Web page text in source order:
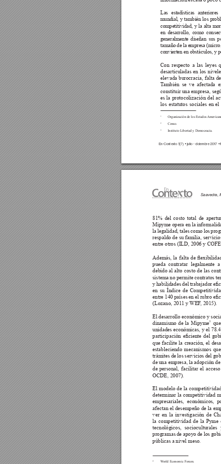
En-Contexto 5(7) • julio - diciembre 2017 •
Las estadísticas
mundial, y también los
competitividad, y la alta
en desarrollo, como
generalmente diseñan sus
tamaño de la empresa
convierten en obstáculos, y
Con respecto a las leyes
desarticuladas en los
elevada burocracia, falta
También se ve afectada
constituir una empresa,
es la protocolización del
los estatutos sociales en el
1 Organización de los Estados
2 Censo.
3 Instituto Libertad y Democracia.
Saavedra,
81% del costo total de
Mipyme opera en la
la legalidad, tales como los
respaldo de su familia,
entre otros (ILD, 2006 y
Además, la falta de
pueda contratar legalmente
debido al alto costo de las
sistema no permite contratos
y habilidades del trabajador
en su Índice de
entre 140 países en el rubro
(Lozano, 201 1 y WEF, 2015).
El desarrollo económico y
dinamismo de la Mipyme5
unidades económicas, y el
participación eciente del
que facilite la creación, el
estableciendo mecanismos
trámites de los servicios del
de una empresa, la adopción
de personal, facilitar el
OCDE, 2007).
El modelo de la
determinar la competitividad
empresariales,
afectan el desempeño de la
ver en la investigación de
la competitividad de la Pyme
tecnológicos,
programas de apoyo de los
públicas a nivel meso.
4 World Economic Forum.